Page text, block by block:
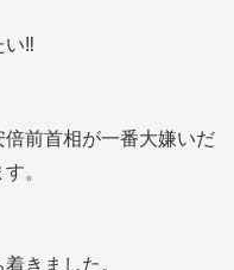
い‼️
前首相が一番大嫌いだ
。
きました。